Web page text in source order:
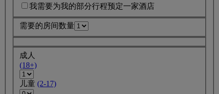
我需要为我的部分行程预定一家酒店
需要的房间数量
成人
(18+)
儿童 (2-17)